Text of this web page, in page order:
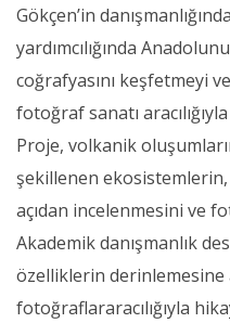
Gökçen’in
yardımcılığında
coğrafyasını keşfetmeyi
fotoğraf sanatı
Proje, volkanik
şekillenen
açıdan incelenmesini ve
Akademik danışmanlık
özelliklerin derinlemesine
fotoğraflararacılığıyla